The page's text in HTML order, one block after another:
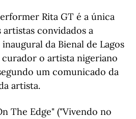
Rita GT é a única
convidados a
da Bienal de Lagos
curador o artista nigeriano
um comunicado da
artista.
The Edge" ("Vivendo no